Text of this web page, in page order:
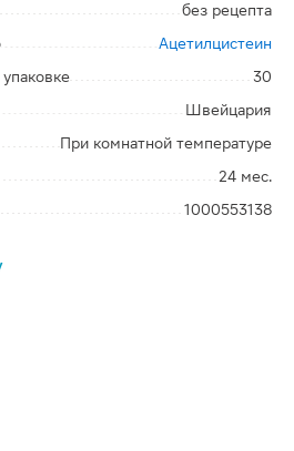
без рецепта
Ацетилцистеин
30
Швейцария
При комнатной температуре
24 мес.
1000553138